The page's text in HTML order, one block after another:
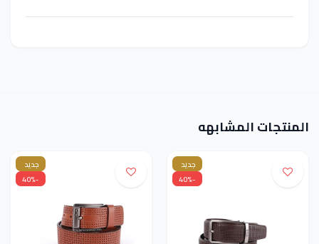
المنتجات المشابهه
جديد
-40%
جديد
-40%